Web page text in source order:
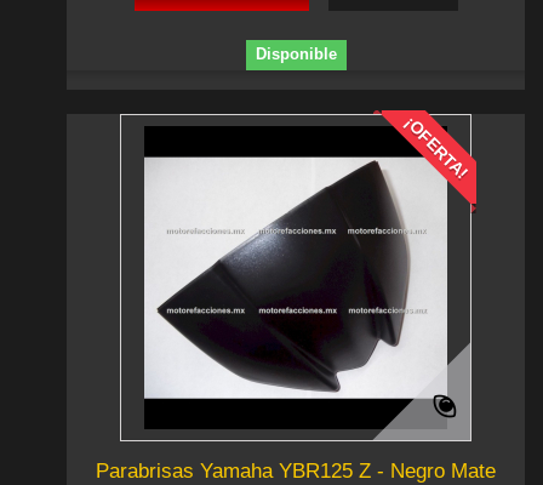
Disponible
¡OFERTA!
Parabrisas Yamaha YBR125 Z - Negro Mate